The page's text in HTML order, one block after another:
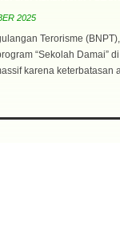
2025
Terorisme
“Sekolah Damai”
karena keterbatasan